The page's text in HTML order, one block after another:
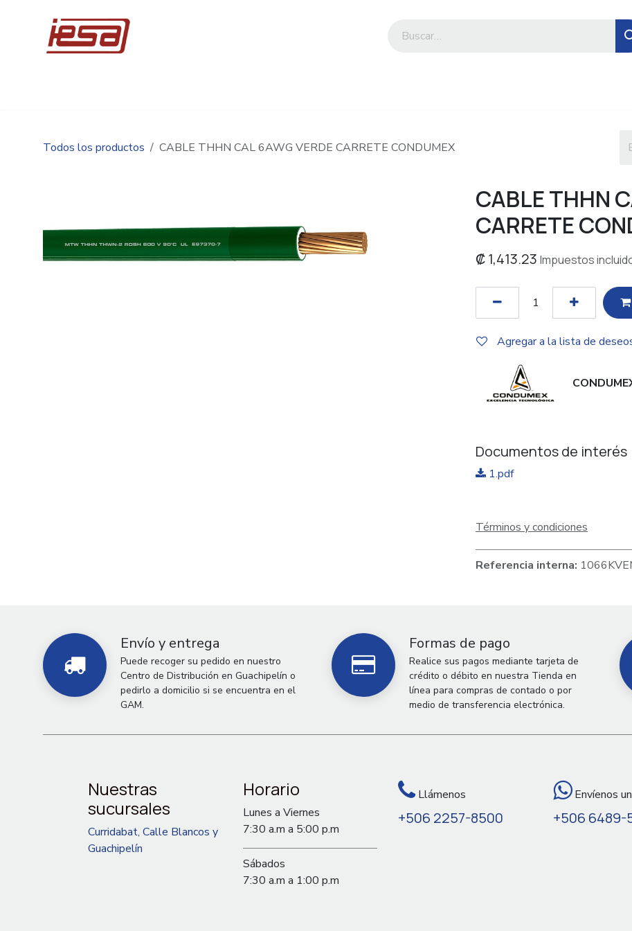
Todos los productos CABLE THHN CAL 6AWG VERDE CARRETE CONDUMEX
CABLE THHN
CARRETE
₡1,413.23 Impuestos
Agregar a la lista de
Documentos de interés
1.pdf
Términos y condiciones
Referencia interna:
Envío y entrega
Puede recoger su pedido en nuestro
Centro de Distribución en Guachipelín o
pedirlo a domicilio si se encuentra en el
GAM.
Formas de pago
Realice sus pagos mediante tarjeta de
crédito o débito en nuestra Tienda en
línea para compras de contado o por
medio de transferencia electrónica.
Nuestras
sucursales
Curridabat, Calle Blancos y
Guachipelín
Horario
Lunes a Viernes
7:30 a.m a 5:00 p.m
Sábados
7:30 a.m a 1:00 p.m
Llámenos
+506 2257-8500
Envíenos
+506 6489-